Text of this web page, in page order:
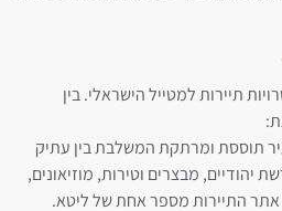
תיירות למטייל הישראלי. בין
תוססת ומרתקת המשלבת בין עתיק
יהודיים, מבצרים וטירות, מוזיאונים,
אתר התיירות מספר אחת של ליטא.